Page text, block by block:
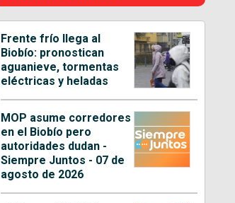
Frente frío llega al
Biobío: pronostican
aguanieve, tormentas
eléctricas y heladas
MOP asume corredores
en el Biobío pero
autoridades dudan -
Siempre Juntos - 07 de
agosto de 2026